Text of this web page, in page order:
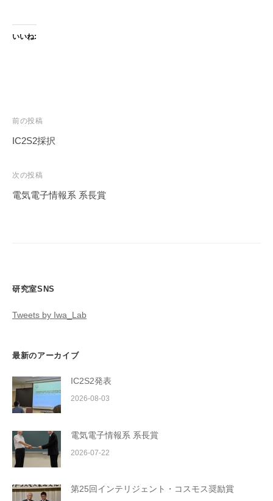
いいね:
投
稿
ビ
ゲ
前の投稿
IC2S2採択
次の投稿
電気電子情報系 系長賞
研究室SNS
Tweets by Iwa_Lab
最新のアーカイブ
IC2S2発表
2026-08-03
電気電子情報系 系長賞
2026-07-22
第25回インテリジェント・コスモス奨励賞